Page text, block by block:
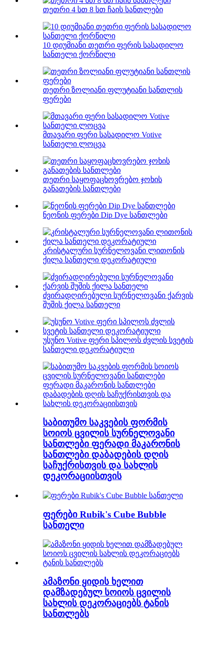
თეთრი 4 სთ 8 სთ ჩაის სანთლები
10 დიუმიანი თეთრი ფერის სასადილო
სანთელი ქორწილი
თეთრი ზოლიანი ფლუტიანი სანთლის
ფერები
მთავარი ფერი სასადილო Votive
სანთელი ლოცვა
თეთრი საყოფაცხოვრებო ჯოხის
განათების სანთლები
ნეონის ფერები Dip Dye სანთლები
კრისტალური სურნელოვანი ლითონის
ქილა სანთელი დეკორატიული
ძვირადღირებული სურნელოვანი ქარვის
შუშის ქილა სანთელი
უსუნო Votive ფერი სპილოს ძვლის სვეტის
სანთელი დეკორატიული
საბითუმო საკვების ფორმის
სოიოს ცვილის სურნელოვანი
სანთლები ფერადი მაკარონის
სანთლები დაბადების დღის
საჩუქრისთვის და სახლის
დეკორაციისთვის
ფერები Rubik's Cube Bubble
სანთელი
ამაზონი ყიდის ხელით
დამზადებულ სოიოს ცვილის
სახლის დეკორაციებს ტანის
სანთლებს